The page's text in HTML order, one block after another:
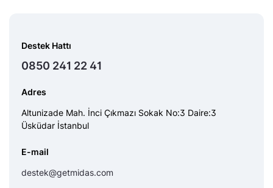
Destek Hattı
0850 241 22 41
Adres
Altunizade Mah. İnci Çıkmazı Sokak No:3 Daire:3
Üsküdar İstanbul
E-mail
destek@getmidas.com